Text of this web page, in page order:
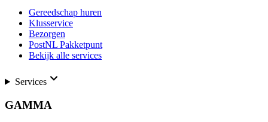
Gereedschap huren
Klusservice
Bezorgen
PostNL Pakketpunt
Bekijk alle services
Services
GAMMA